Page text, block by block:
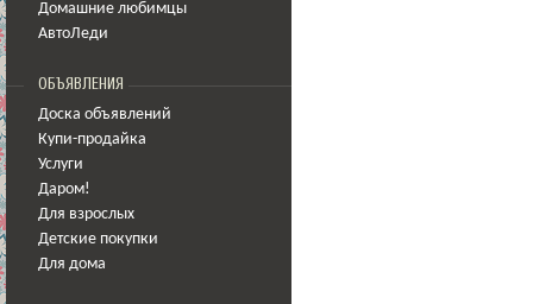
Домашние любимцы
АвтоЛеди
ОБЪЯВЛЕНИЯ
Доска объявлений
Купи-продайка
Услуги
Даром!
Для взрослых
Детские покупки
Для дома